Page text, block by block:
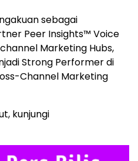
sebagai
Peer Insights™ Voice
Marketing Hubs,
Strong Performer di
Channel Marketing
kunjungi